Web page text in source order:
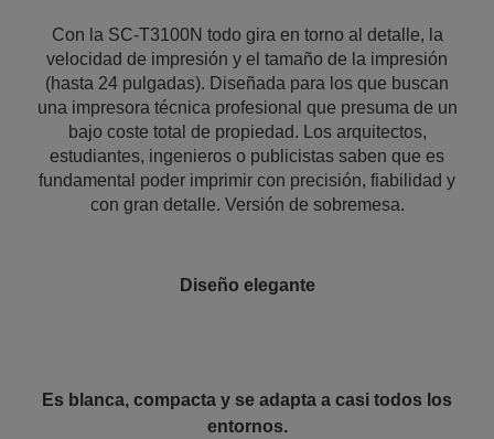
Con la SC-T3100N todo gira en torno al detalle, la
velocidad de impresión y el tamaño de la impresión
(hasta 24 pulgadas). Diseñada para los que buscan
una impresora técnica profesional que presuma de un
bajo coste total de propiedad. Los arquitectos,
estudiantes, ingenieros o publicistas saben que es
fundamental poder imprimir con precisión, fiabilidad y
con gran detalle. Versión de sobremesa.
Diseño elegante
Es blanca, compacta y se adapta a casi todos los
entornos.